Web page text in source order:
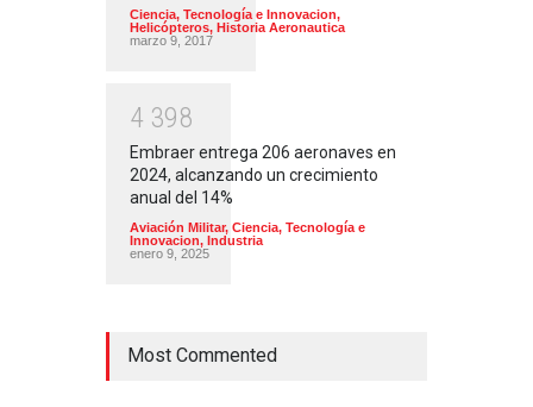
Ciencia, Tecnología e Innovacion,
Helicópteros, Historia Aeronautica
marzo 9, 2017
4 398
Embraer entrega 206 aeronaves en
2024, alcanzando un crecimiento
anual del 14%
Aviación Militar, Ciencia, Tecnología e
Innovacion, Industria
enero 9, 2025
Most Commented